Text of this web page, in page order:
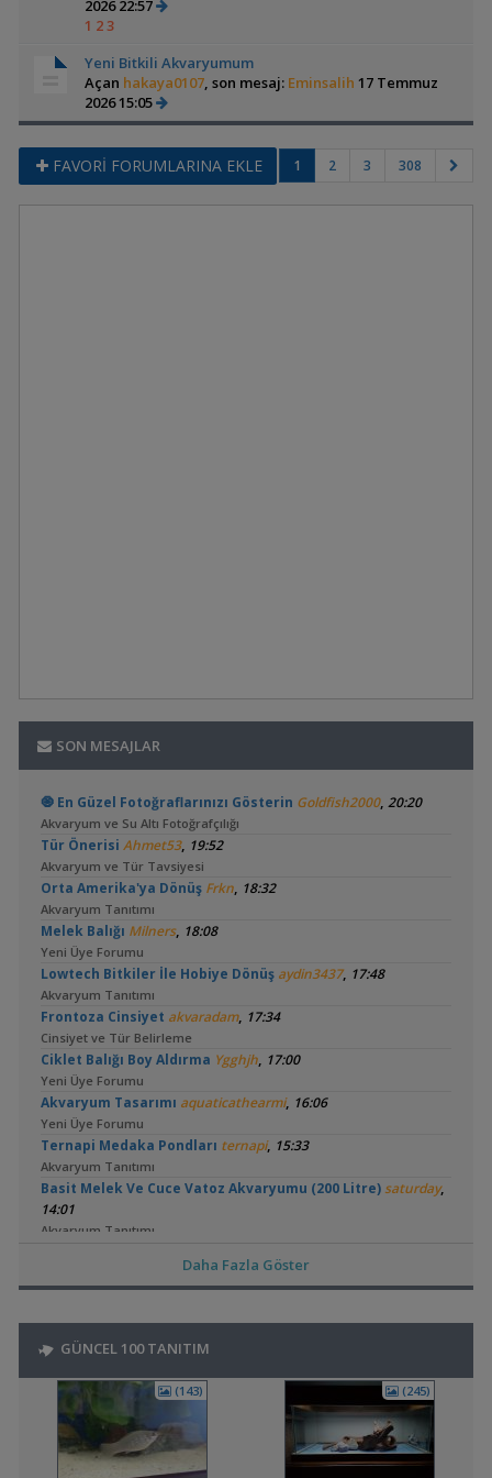
2026 22:57
1 23
Yeni Bitkili Akvaryumum
Açan hakaya0107, son mesaj: Eminsalih 17 Temmuz
2026 15:05
FAVORİ FORUMLARINA EKLE 1 2 3 308
SON MESAJLAR
🧿 En Güzel Fotoğraflarınızı Gösterin Goldfish2000, 20:20
Akvaryum ve Su Altı Fotoğrafçılığı
Tür Önerisi Ahmet53, 19:52
Akvaryum ve Tür Tavsiyesi
Orta Amerika'ya Dönüş Frkn, 18:32
Akvaryum Tanıtımı
Melek Balığı Milners, 18:08
Yeni Üye Forumu
Lowtech Bitkiler İle Hobiye Dönüş aydin3437, 17:48
Akvaryum Tanıtımı
Frontoza Cinsiyet akvaradam, 17:34
Cinsiyet ve Tür Belirleme
Ciklet Balığı Boy Aldırma Ygghjh, 17:00
Yeni Üye Forumu
Akvaryum Tasarımı aquaticathearmi, 16:06
Yeni Üye Forumu
Ternapi Medaka Pondları ternapi, 15:33
Akvaryum Tanıtımı
Basit Melek Ve Cuce Vatoz Akvaryumu (200 Litre) saturday,
14:01
Akvaryum Tanıtımı
Bitkili Akvaryuma İlk Adımsaturday,12:45
15 Litre Akvaryumu Karides Tankına Çevirme ve Tavsiyeler
ugurbaran,12:28
Akvaryum ve Tür Tavsiyesi
👋 Yeni Gelenler Buradan Merhaba Desinwolk23,12:03
Yeni Üye Forumu
Büyükşehir Belediyesi Çalışıyor,gece 3 😊MasterChiefHakan
Daha Fazla Göster
GÜNCEL 100 TANITIM
(143) (245)